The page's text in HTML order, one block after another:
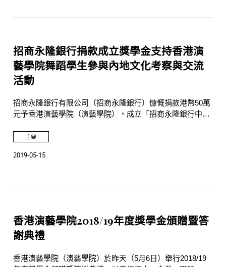
招商永隆銀行捐款成立獎學金支持香港演
藝學院舞蹈學生參與內地文化考察與交流
活動
招商永隆銀行有限公司（招商永隆銀行）慷慨捐款港幣50萬
元予香港演藝學院（演藝學院），成立「招商永隆銀行中國
中國舞的學生到內地參與文化考察與交流活動，以擴闊學生
代學子成為具遠見卓識和領導才能的藝術家。
主要
2019-05-15
香港演藝學院2018/19年度獎學金頒贈暨答
謝典禮
香港演藝學院（演藝學院）於昨天（5月6日）舉行2018/19